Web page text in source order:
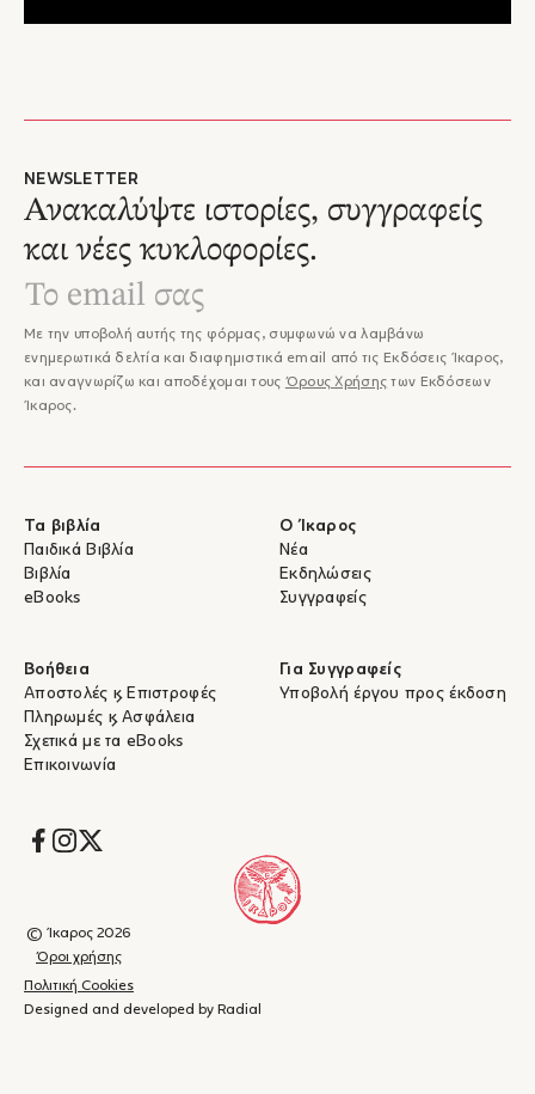
NEWSLETTER
Ανακαλύψτε ιστορίες, συγγραφείς
και νέες κυκλοφορίες.
Με την υποβολή αυτής της φόρμας, συμφωνώ να λαμβάνω
ενημερωτικά δελτία και διαφημιστικά email από τις Εκδόσεις Ίκαρος,
και αναγνωρίζω και αποδέχομαι τους Όρους Χρήσης των Εκδόσεων
Ίκαρος.
Τα βιβλία
Παιδικά Βιβλία
Βιβλία
eBooks
Ο Ίκαρος
Νέα
Εκδηλώσεις
Συγγραφείς
Βοήθεια
Αποστολές & Επιστροφές
Πληρωμές & Ασφάλεια
Σχετικά με τα eBooks
Επικοινωνία
Για Συγγραφείς
Υποβολή έργου προς έκδοση
Socials
© Ίκαρος 2026
Όροι χρήσης
Πολιτική Cookies
Designed and developed by Radial